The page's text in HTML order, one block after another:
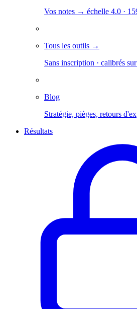
Vos notes → échelle 4.0 ·
Tous les outils →
Sans inscription · calibrés
Blog
Stratégie, pièges, retours
Résultats